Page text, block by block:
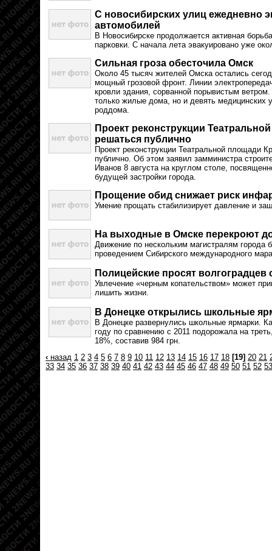
С новосибирских улиц ежедневно
автомобилей
В Новосибирске продолжается активная
парковки. С начала лета эвакуировано уже
Сильная гроза обесточила Омск
Около 45 тысяч жителей Омска остались
мощный грозовой фронт. Линии
кровли здания, сорванной порывистым
только жилые дома, но и девять медицинских
роддома.
Проект реконструкции
решаться публично
Проект реконструкции Театральной площади
публично. Об этом заявил замминистра
Иванов 8 августа на круглом столе,
будущей застройки города.
Прощение обид снижает риск
Умение прощать стабилизирует давление и
На выходные в Омске перекроют
Движение по нескольким магистралям города
проведением Сибирского международного
Полицейские просят волгоградцев
Увлечение «черным копательством» может
лишить жизни.
В Донецке открылись школьные
В Донецке развернулись школьные ярмарки.
году по сравнению с 2011 подорожала на
18%, составив 984 грн.
‹ назад 1 2 3 4 5 6 7 8 9 10 11 12 13 14 15 16 17 18 [19] 20 21
33 34 35 36 37 38 39 40 41 42 43 44 45 46 47 48 49 50 51 52 53